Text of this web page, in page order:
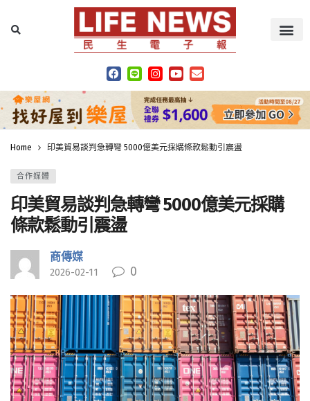
Home 印美貿易談判急轉彎 5000億美元採購條款鬆動引震盪
合作媒體
印美貿易談判急轉彎 5000億美元採購
條款鬆動引震盪
商傳媒
2026-02-11 0